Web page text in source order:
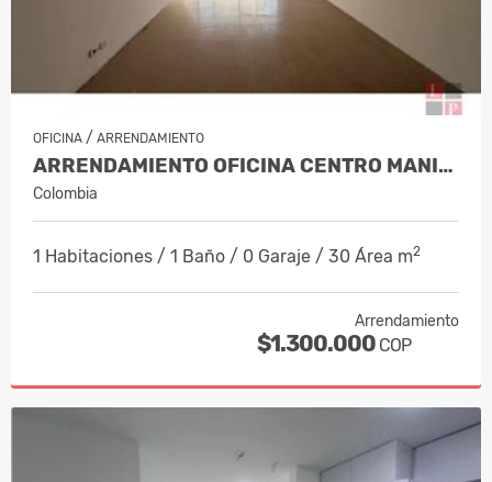
OFICINA / ARRENDAMIENTO
ARRENDAMIENTO OFICINA CENTRO MANIZA…
Colombia
1 Habitaciones / 1 Baño / 0 Garaje / 30 Área m2
Arrendamiento
$1.300.000 COP